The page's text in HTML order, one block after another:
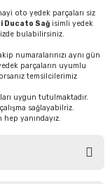
oto yedek parçaları siz
Ducato Sağ isimli yedek
bulabilirsiniz.
numaralarınızı aynı gün
parçaların uyumlu
temsilcilerimiz
uygun tutulmaktadır.
sağlayabilriz.
yanındayız.